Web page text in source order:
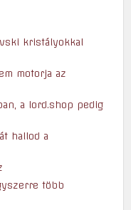
kristályokkal
motorja az
a lord.shop pedig
hallod a
több